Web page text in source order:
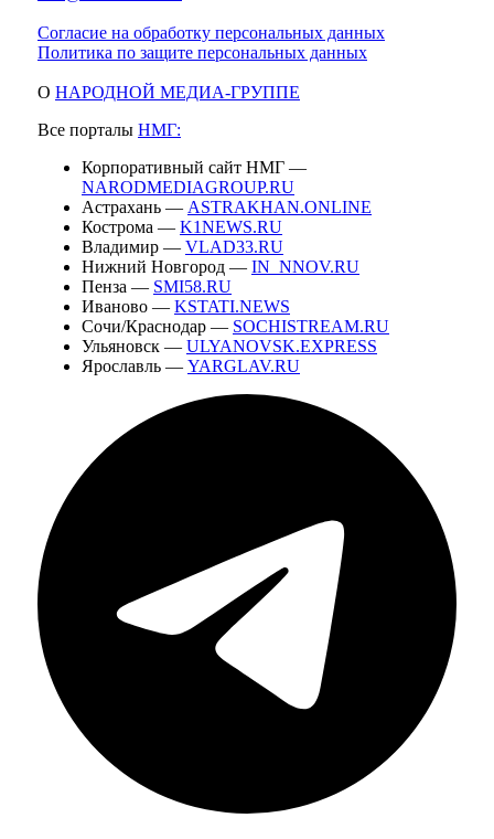
Согласие на обработку персональных данных
Политика по защите персональных данных
О НАРОДНОЙ МЕДИА-ГРУППЕ
Все порталы НМГ:
Корпоративный сайт НМГ —
NARODMEDIAGROUP.RU
Астрахань — ASTRAKHAN.ONLINE
Кострома — K1NEWS.RU
Владимир — VLAD33.RU
Нижний Новгород — IN_NNOV.RU
Пенза — SMI58.RU
Иваново — KSTATI.NEWS
Сочи/Краснодар — SOCHISTREAM.RU
Ульяновск — ULYANOVSK.EXPRESS
Ярославль — YARGLAV.RU